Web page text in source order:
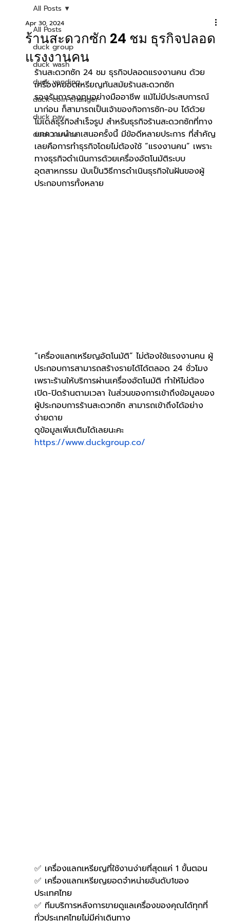
All Posts
duck group
duck wash
duck vending
duck coin changer
duck pay
duck service
All Posts
ร้านสะดวกซัก 24 ชม ธุรกิจปลอด
แรงงานคน
Apr 30, 2024
ร้านสะดวกซัก 24 ชม ธุรกิจปลอดแรงงานคน ด้วย
เครื่องหยอดเหรียญทันสมัยร้านสะดวกซัก
รองรับการลงทุนอย่างมืออาชีพ แม้ไม่มีประสบการณ์
มาก่อน ก็สามารถเป็นเจ้าของกิจการซัก-อบ ได้ด้วย
โมเดลธุรกิจสำเร็จรูป สำหรับธุรกิจร้านสะดวกซักที่ทาง
บทความนำมาเสนอครั้งนี้ มีข้อดีหลายประการ ที่สำคัญ
เลยคือการทำธุรกิจโดยไม่ต้องใช้ “แรงงานคน” เพราะ
ทางธุรกิจดำเนินการด้วยเครื่องอัตโนมัติระบบ
อุตสาหกรรม นับเป็นวิธีการดำเนินธุรกิจในฝันของผู้
ประกอบการทั้งหลาย
“เครื่องแลกเหรียญอัตโนมัติ” ไม่ต้องใช้แรงงานคน ผู้
ประกอบการสามารถสร้างรายได้ได้ตลอด 24 ชั่วโมง
เพราะร้านให้บริการผ่านเครื่องอัตโนมัติ ทำให้ไม่ต้อง
เปิด-ปิดร้านตามเวลา ในส่วนของการเข้าถึงข้อมูลของ
ผู้ประกอบการร้านสะดวกซัก สามารถเข้าถึงได้อย่าง
ง่ายดาย
ดูข้อมูลเพิ่มเติมได้เลยนะคะ
https://www.duckgroup.co/
✅ เครื่องแลกเหรียญที่ใช้งานง่ายที่สุดแค่ 1 ขั้นตอน
✅ เครื่องแลกเหรียญยอดจำหน่ายอันดับ1ของ
ประเทศไทย
✅ ทีมบริการหลังการขายดูแลเครื่องของคุณได้ทุกที่
ทั่วประเทศไทยไม่มีค่าเดินทาง